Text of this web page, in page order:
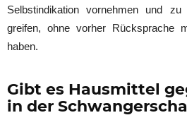
Selbstindikation vornehmen und zu
greifen, ohne vorher Rücksprache
haben.
Gibt es Hausmittel
in der